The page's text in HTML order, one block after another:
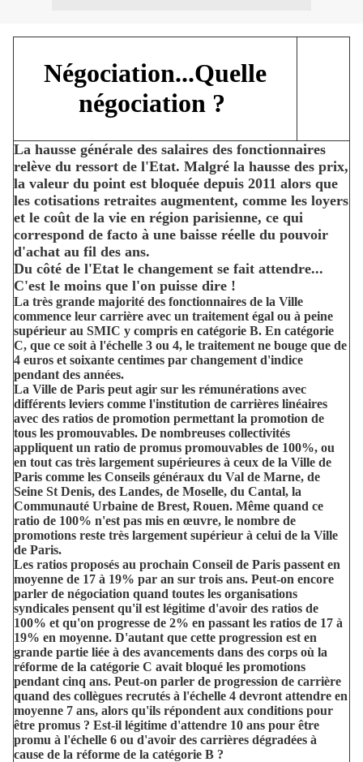
Négociation...Quelle
négociation ?
La hausse générale des salaires des fonctionnaires
relève du ressort de l'Etat. Malgré la hausse des prix,
la valeur du point est bloquée depuis 2011 alors que
les cotisations retraites augmentent, comme les loyers
et le coût de la vie en région parisienne, ce qui
correspond de facto à une baisse réelle du pouvoir
d'achat au fil des ans.
Du côté de l'Etat le changement se fait attendre...
C'est le moins que l'on puisse dire !
La très grande majorité des fonctionnaires de la Ville
commence leur carrière avec un traitement égal ou à peine
supérieur au SMIC y compris en catégorie B. En catégorie
C, que ce soit à l'échelle 3 ou 4, le traitement ne bouge que de
4 euros et soixante centimes par changement d'indice
pendant des années.
La Ville de Paris peut agir sur les rémunérations avec
différents leviers comme l'institution de carrières linéaires
avec des ratios de promotion permettant la promotion de
tous les promouvables. De nombreuses collectivités
appliquent un ratio de promus promouvables de 100%, ou
en tout cas très largement supérieures à ceux de la Ville de
Paris comme les Conseils généraux du Val de Marne, de
Seine St Denis, des Landes, de Moselle, du Cantal, la
Communauté Urbaine de Brest, Rouen. Même quand ce
ratio de 100% n'est pas mis en œuvre, le nombre de
promotions reste très largement supérieur à celui de la Ville
de Paris.
Les ratios proposés au prochain Conseil de Paris passent en
moyenne de 17 à 19% par an sur trois ans. Peut-on encore
parler de négociation quand toutes les organisations
syndicales pensent qu'il est légitime d'avoir des ratios de
100% et qu'on progresse de 2% en passant les ratios de 17 à
19% en moyenne. D'autant que cette progression est en
grande partie liée à des avancements dans des corps où la
réforme de la catégorie C avait bloqué les promotions
pendant cinq ans. Peut-on parler de progression de carrière
quand des collègues recrutés à l'échelle 4 devront attendre en
moyenne 7 ans, alors qu'ils répondent aux conditions pour
être promus ? Est-il légitime d'attendre 10 ans pour être
promu à l'échelle 6 ou d'avoir des carrières dégradées à
cause de la réforme de la catégorie B ?